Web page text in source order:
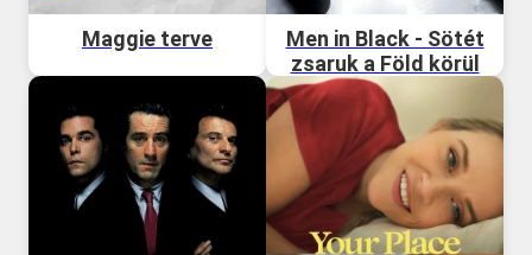
Maggie terve
Men in Black - Sötét
zsaruk a Föld körül